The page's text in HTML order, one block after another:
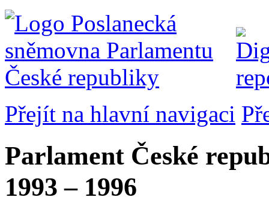
Přejít na hlavní navigaci
Parlament České
1993 – 1996